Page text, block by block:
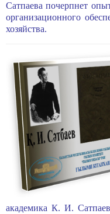
Сатпаева почерпнет
организаци­онного
хозяйства.
академика К. И.